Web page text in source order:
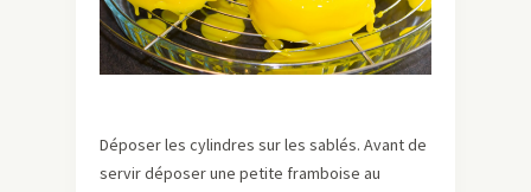
Déposer les cylindres sur les sablés. Avant de
servir déposer une petite framboise au